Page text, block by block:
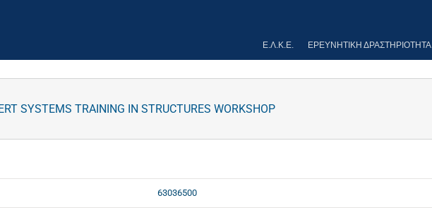
Ε.Λ.Κ.Ε. ΕΡΕΥΝΗΤΙΚΉ ΔΡΑΣΤΗΡΙΌΤΗΤΑ
SYSTEMS TRAINING IN STRUCTURES WORKSHOP
63036500